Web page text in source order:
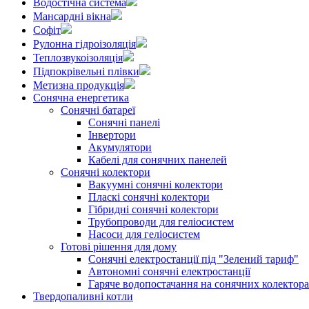
Водостічна система
Мансардні вікна
Софіт
Рулонна гідроізоляція
Теплозвукоізоляція
Підпокрівельні плівки
Метизна продукція
Сонячна енергетика
Сонячні батареї
Сонячні панелі
Інвертори
Акумулятори
Кабелі для сонячних панелей
Сонячні колектори
Вакуумні сонячні колектори
Пласкі сонячні колектори
Гібридні сонячні колектори
Трубопроводи для геліосистем
Насоси для геліосистем
Готові рішення для дому
Сонячні електростанції під "Зелений тариф"
Автономні сонячні електростанції
Гаряче водопостачання на сонячних
Твердопаливні котли